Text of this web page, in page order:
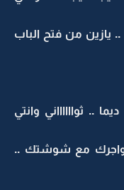
.. يازين من فتح الباب
.. ثوااااااني وانتي
واجرك مع شوشتك ..